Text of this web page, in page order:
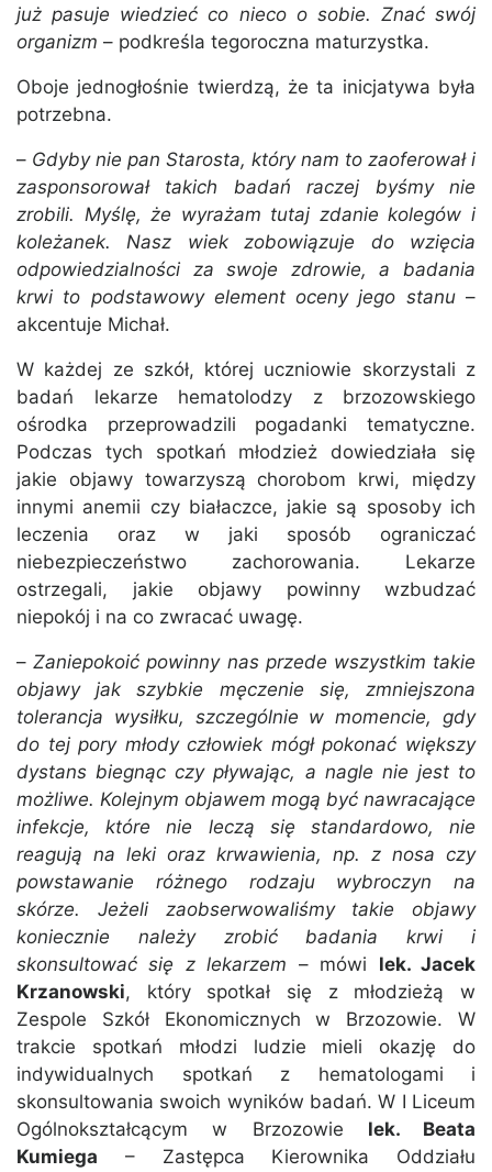
już pasuje wiedzieć co nieco o sobie. Znać swój
organizm – podkreśla tegoroczna maturzystka.
Oboje jednogłośnie twierdzą, że ta inicjatywa była
potrzebna.
– Gdyby nie pan Starosta, który nam to zaoferował i
zasponsorował takich badań raczej byśmy nie
zrobili. Myślę, że wyrażam tutaj zdanie kolegów i
koleżanek. Nasz wiek zobowiązuje do wzięcia
odpowiedzialności za swoje zdrowie, a badania
krwi to podstawowy element oceny jego stanu–
akcentuje Michał.
W każdej ze szkół, której uczniowie skorzystali z
badań lekarze hematolodzy z brzozowskiego
ośrodka przeprowadzili pogadanki tematyczne.
Podczas tych spotkań młodzież dowiedziała się
jakie objawy towarzyszą chorobom krwi, między
innymi anemii czy białaczce, jakie są sposoby ich
leczenia oraz w jaki sposób ograniczać
niebezpieczeństwo zachorowania. Lekarze
ostrzegali, jakie objawy powinny wzbudzać
niepokój i na co zwracać uwagę.
–Zaniepokoić powinny nas przede wszystkim takie
objawy jak szybkie męczenie się, zmniejszona
tolerancja wysiłku, szczególnie w momencie, gdy
do tej pory młody człowiek mógł pokonać większy
dystans biegnąc czy pływając, a nagle nie jest to
możliwe. Kolejnym objawem mogą być nawracające
infekcje, które nie leczą się standardowo, nie
reagują na leki oraz krwawienia, np. z nosa czy
powstawanie różnego rodzaju wybroczyn na
skórze. Jeżeli zaobserwowaliśmy takie objawy
koniecznie należy zrobić badania krwi i
skonsultować się z lekarzem – mówi lek. Jacek
Krzanowski, który spotkał się z młodzieżą w
Zespole Szkół Ekonomicznych w Brzozowie. W
trakcie spotkań młodzi ludzie mieli okazję do
indywidualnych spotkań z hematologami i
skonsultowania swoich wyników badań. W I Liceum
Ogólnokształcącym w Brzozowie lek. Beata
Kumiega – Zastępca Kierownika Oddziału